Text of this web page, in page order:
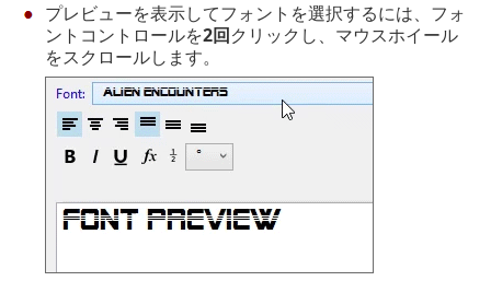
プレビューを表示してフォントを選択するには、フォ
ントコントロールを2回クリックし、マウスホイール
をスクロールします。